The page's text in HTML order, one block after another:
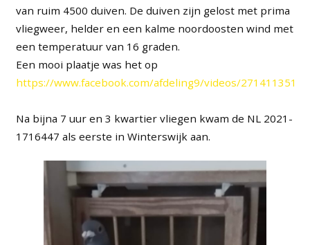
van ruim 4500 duiven. De duiven zijn gelost met prima
vliegweer, helder en een kalme noordoosten wind met
een temperatuur van 16 graden.
Een mooi plaatje was het op
https://www.facebook.com/afdeling9/videos/
Na bijna 7 uur en 3 kwartier vliegen kwam de NL 2021-
1716447 als eerste in Winterswijk aan.